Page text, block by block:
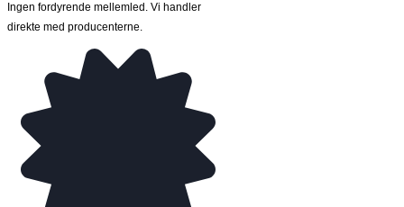
Ingen fordyrende mellemled. Vi handler
direkte med producenterne.